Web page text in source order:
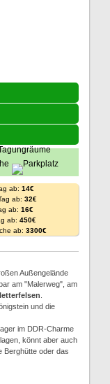
ab: 14€
ab: 32€
ab: 16€
ab: 450€
ab: 3300€
Außengelände
am "Malerweg", am
und die
im DDR-Charme
könnt aber auch
Berghütte oder das